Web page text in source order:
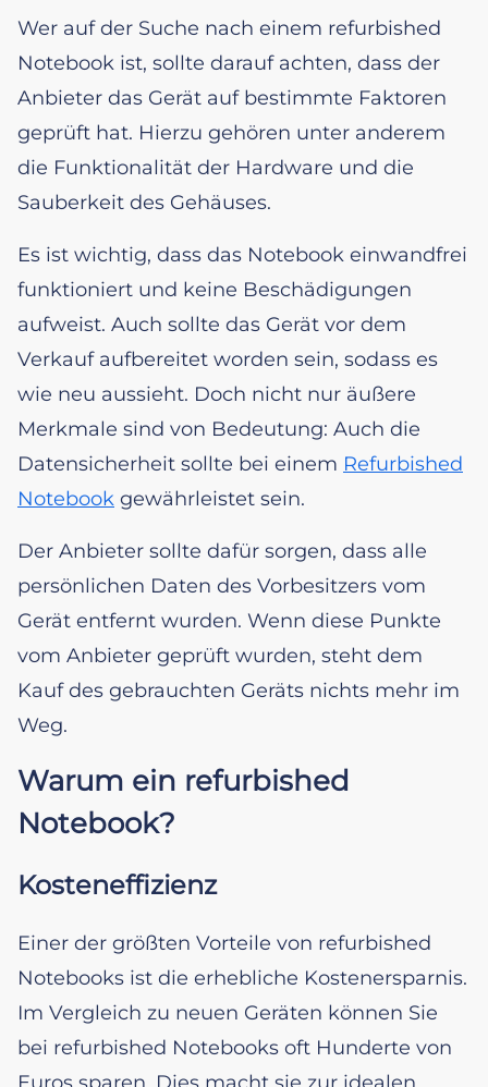
Wer auf der Suche nach einem refurbished
Notebook ist, sollte darauf achten, dass der
Anbieter das Gerät auf bestimmte Faktoren
geprüft hat. Hierzu gehören unter anderem
die Funktionalität der Hardware und die
Sauberkeit des Gehäuses.
Es ist wichtig, dass das Notebook einwandfrei
funktioniert und keine Beschädigungen
aufweist. Auch sollte das Gerät vor dem
Verkauf aufbereitet worden sein, sodass es
wie neu aussieht. Doch nicht nur äußere
Merkmale sind von Bedeutung: Auch die
Datensicherheit sollte bei einem Refurbished
Notebook gewährleistet sein.
Der Anbieter sollte dafür sorgen, dass alle
persönlichen Daten des Vorbesitzers vom
Gerät entfernt wurden. Wenn diese Punkte
vom Anbieter geprüft wurden, steht dem
Kauf des gebrauchten Geräts nichts mehr im
Weg.
Warum ein refurbished
Notebook?
Kosteneffizienz
Einer der größten Vorteile von refurbished
Notebooks ist die erhebliche Kostenersparnis.
Im Vergleich zu neuen Geräten können Sie
bei refurbished Notebooks oft Hunderte von